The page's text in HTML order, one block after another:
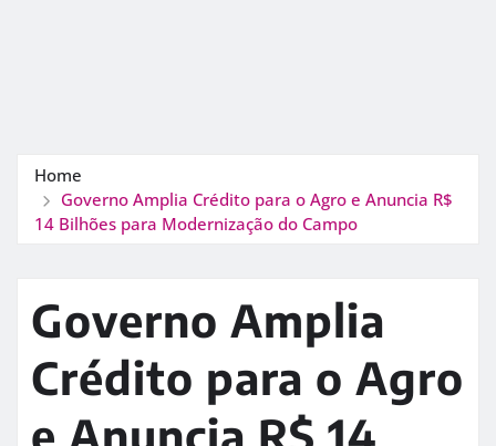
Home
Governo Amplia Crédito para o Agro e Anuncia R$
14 Bilhões para Modernização do Campo
Governo Amplia
Crédito para o Agro
e Anuncia R$ 14